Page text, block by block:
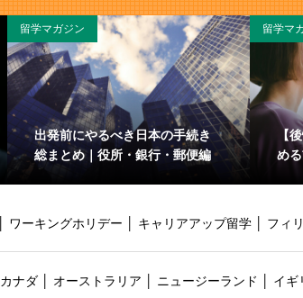
留学マガジン
出発前にやるべき日本の手続き
総まとめ｜役所・銀行・郵便編
留学マ
【
め
ワーキングホリデー キャリアアップ留学 フィ
カナダ オーストラリア ニュージーランド イギ